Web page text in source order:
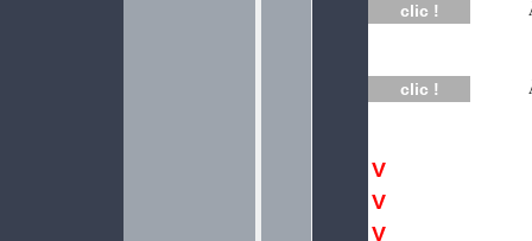
clic !
clic !
V
V
V